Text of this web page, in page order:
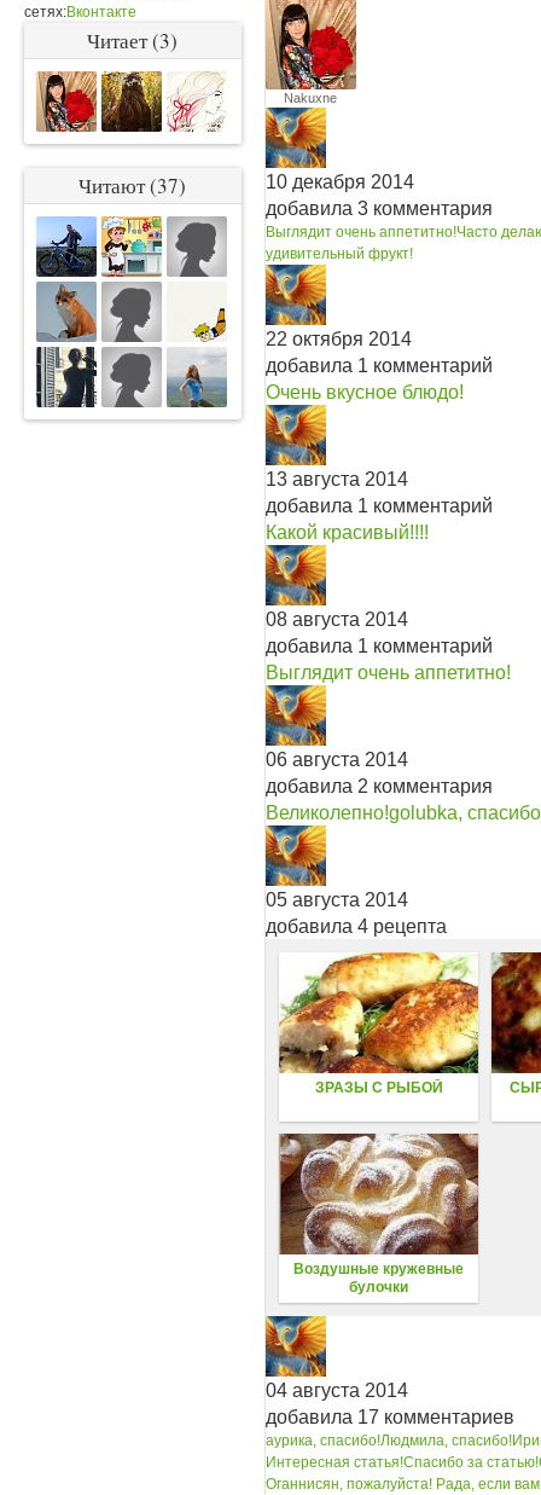
сетях:Вконтакте
Читает (3)
Читают (37)
Nakuxne
10 декабря 2014
добавила 3 комментария
Выглядит очень аппетитно!Часто
удивительный фрукт!
22 октября 2014
добавила 1 комментарий
Очень вкусное блюдо!
13 августа 2014
добавила 1 комментарий
Какой красивый!!!!
08 августа 2014
добавила 1 комментарий
Выглядит очень аппетитно!
06 августа 2014
добавила 2 комментария
Великолепно!golubka,
05 августа 2014
добавила 4 рецепта
ЗРАЗЫ С РЫБОЙ
Воздушные кружевные
булочки
04 августа 2014
добавила 17 комментариев
аурика, спасибо!Людмила, спасибо!
Интересная статья!Спасибо за статью!
Оганнисян, пожалуйста! Рада, если вам